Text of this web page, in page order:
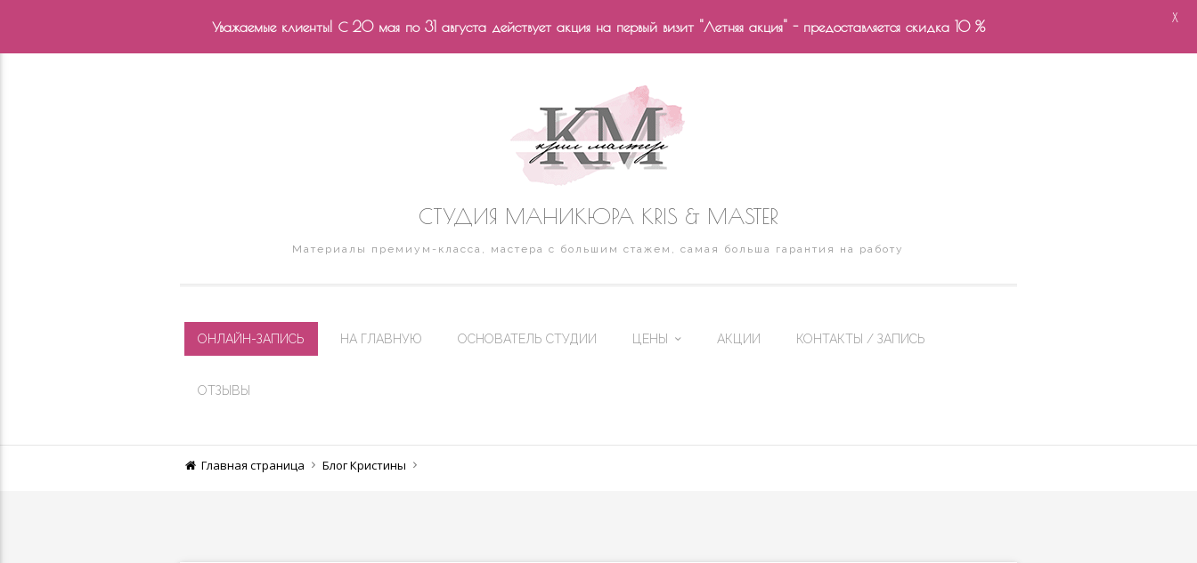
СТУДИЯ МАНИКЮРА KRIS & MASTER
Материалы премиум-класса, мастера с большим стажем, самая больша гарантия на работу
ОНЛАЙН-ЗАПИСЬ НА ГЛАВНУЮ ОСНОВАТЕЛЬ СТУДИИ ЦЕНЫ АКЦИИ КОНТАКТЫ / ЗАПИСЬ
ОТЗЫВЫ
Главная страница Блог Кристины
Уважаемые клиенты! С 20 мая по 31 августа действует акция на первый визит "Летняя акция" - предоставляется скидка 10 %
X